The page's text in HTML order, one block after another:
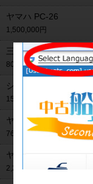
ヤマハ PC-26
1,500,000円
三菱 モーニングスタ
800,000円
シーレイ 310サンダン
150,000円
ヤマハ FR-21
765,000円
ヤンマー FX26ZⅡ-IS
2,250,000円